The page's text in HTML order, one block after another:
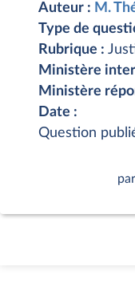
Auteur : M.
Type de
Rubrique :
Ministère
Ministère
Date :
Question